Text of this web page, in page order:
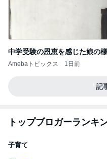
中学受験の恩恵を感じた娘の
Amebaトピックス 1日前
記
トップブロガーランキ
子育て